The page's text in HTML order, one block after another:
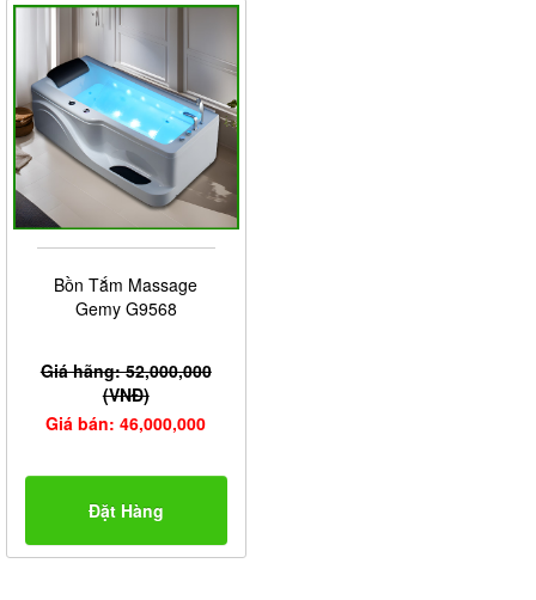
Bồn Tắm Massage
Gemy G9568
Giá hãng: 52,000,000
(VNĐ)
Giá bán: 46,000,000
Đặt Hàng